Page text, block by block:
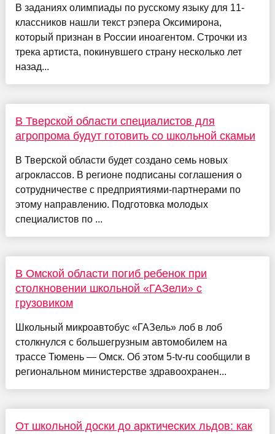
В заданиях олимпиады по русскому языку для 11-
классников нашли текст рэпера Оксимирона,
который признан в России иноагентом. Строчки из
трека артиста, покинувшего страну несколько лет
назад...
В Тверской области специалистов для
агропрома будут готовить со школьной скамьи
В Тверской области будет создано семь новых
агроклассов. В регионе подписаны соглашения о
сотрудничестве с предприятиями-партнерами по
этому направлению. Подготовка молодых
специалистов по ...
В Омской области погиб ребенок при
столкновении школьной «ГАЗели» с
грузовиком
Школьный микроавтобус «ГАЗель» лоб в лоб
столкнулся с большегрузным автомобилем на
трассе Тюмень — Омск. Об этом 5-tv-ru сообщили в
региональном министерстве здравоохранен...
От школьной доски до арктических льдов: как